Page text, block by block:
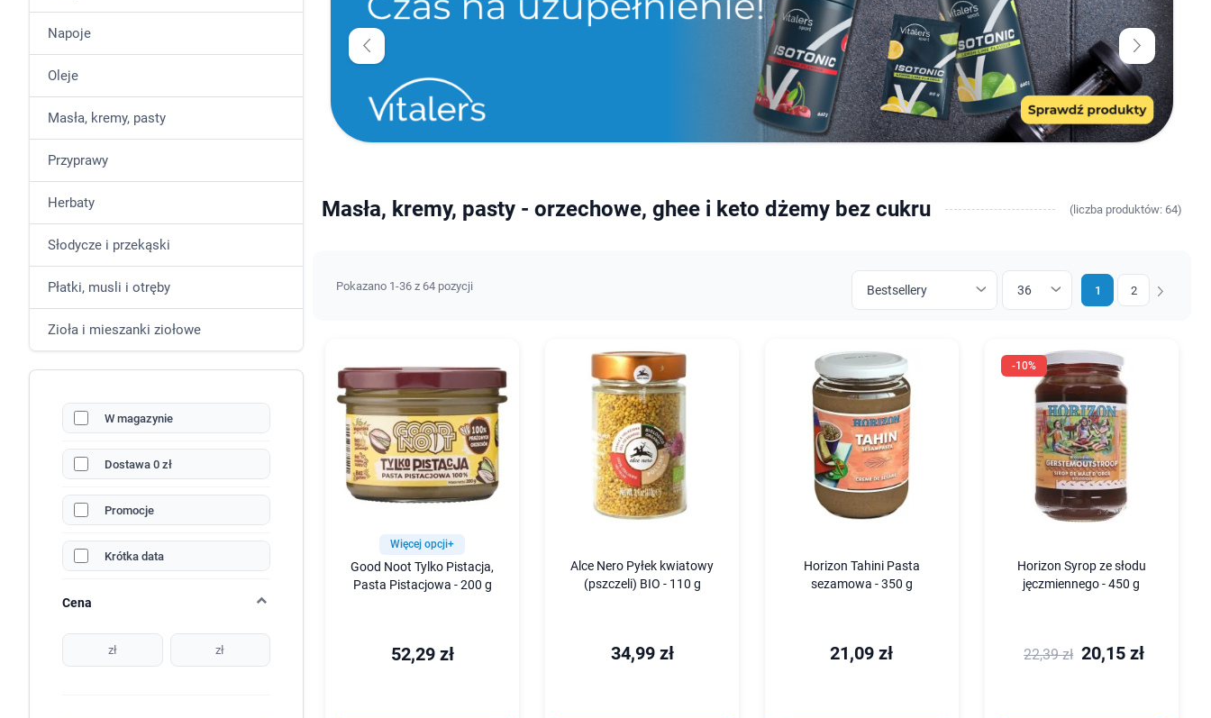
Napoje
Oleje
Masła, kremy, pasty
Przyprawy
Herbaty
Słodycze i przekąski
Płatki, musli i otręby
Zioła i mieszanki ziołowe
W magazynie
Dostawa 0 zł
Promocje
Krótka data
Cena
zł zł
Masła, kremy, pasty - orzechowe, ghee i keto dżemy bez cukru ( liczba produktów: 64)
Pokazano 1-36 z 64 pozycji 1 2 Następny
Więcej opcji+
Good Noot Tylko Pistacja,
Pasta Pistacjowa - 200 g
52,29 zł
Alce Nero Pyłek kwiatowy
(pszczeli) BIO - 110 g
34,99 zł
Horizon Tahini Pasta
sezamowa - 350 g
21,09 zł
-10%
Horizon Syrop ze słodu
jęczmiennego - 450 g
22,39 zł 20,15 zł